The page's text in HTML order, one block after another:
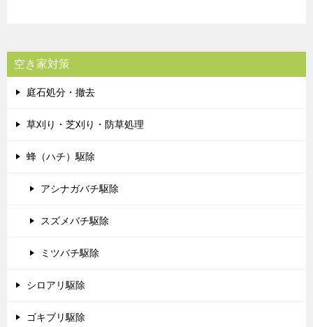
空き家対策
庭石処分・撤去
草刈り・芝刈り・防草処理
蜂（ハチ）駆除
アシナガバチ駆除
スズメバチ駆除
ミツバチ駆除
シロアリ駆除
ゴキブリ駆除